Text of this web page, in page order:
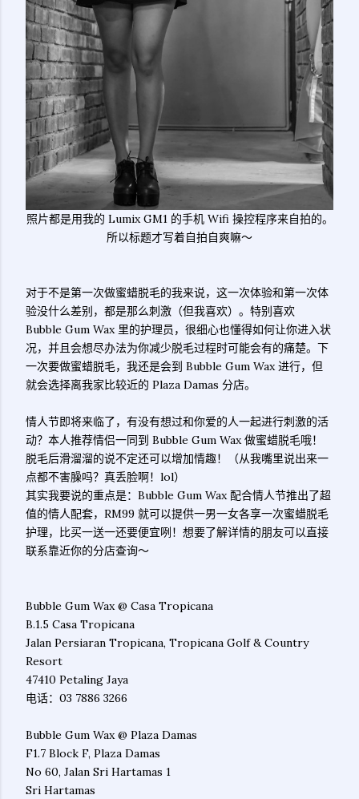
照片都是用我的 Lumix GM1 的手机 Wifi 操控程序来自拍的。
所以标题才写着自拍自爽嘛～
对于不是第一次做蜜蜡脱毛的我来说，这一次体验和第一次体
验没什么差别，都是那么刺激（但我喜欢）。特别喜欢
Bubble Gum Wax 里的护理员，很细心也懂得如何让你进入状
况，并且会想尽办法为你减少脱毛过程时可能会有的痛楚。下
一次要做蜜蜡脱毛，我还是会到 Bubble Gum Wax 进行，但
就会选择离我家比较近的 Plaza Damas 分店。
情人节即将来临了，有没有想过和你爱的人一起进行刺激的活
动？本人推荐情侣一同到 Bubble Gum Wax 做蜜蜡脱毛哦！
脱毛后滑溜溜的说不定还可以增加情趣！（从我嘴里说出来一
点都不害臊吗？真丢脸啊！lol）
其实我要说的重点是：Bubble Gum Wax 配合情人节推出了超
值的情人配套，RM99 就可以提供一男一女各享一次蜜蜡脱毛
护理，比买一送一还要便宜咧！想要了解详情的朋友可以直接
联系靠近你的分店查询～
Bubble Gum Wax @ Casa Tropicana
B.1.5 Casa Tropicana
Jalan Persiaran Tropicana, Tropicana Golf & Country
Resort
47410 Petaling Jaya
电话：03 7886 3266
Bubble Gum Wax @ Plaza Damas
F1.7 Block F, Plaza Damas
No 60, Jalan Sri Hartamas 1
Sri Hartamas